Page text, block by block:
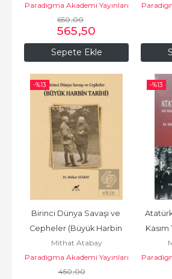
Sepete Ekle
Paradigma Akademi Yayınları
650,00
565,50
-%13
Birinci Dünya Savaşı ve
Cepheler (Büyük Harbin
Tarihi)
Mithat Atabay
Paradigma Akademi Yayınları
450,00
-%13
Kasım